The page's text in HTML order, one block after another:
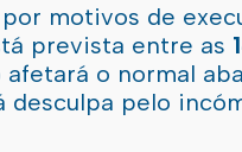
motivos de
prevista entre as
afetará o normal
desculpa pelo